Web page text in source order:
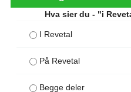
Hva sier du - "i
I Revetal
På Revetal
Begge deler